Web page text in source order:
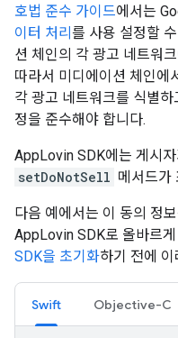
호법 준수 가이드에서는
이터 처리 를 사용 설정할
션 체인의 각 광고 네트워
따라서 미디에이션 체인에
각 광고 네트워크를 식별
정을 준수해야 합니다.
AppLovin SDK에는 게시
setDoNotSell 메서드가
다음 예에서는 이 동의 정
AppLovin SDK로 올바르
SDK을 초기화하기 전에
Swift Objective-C